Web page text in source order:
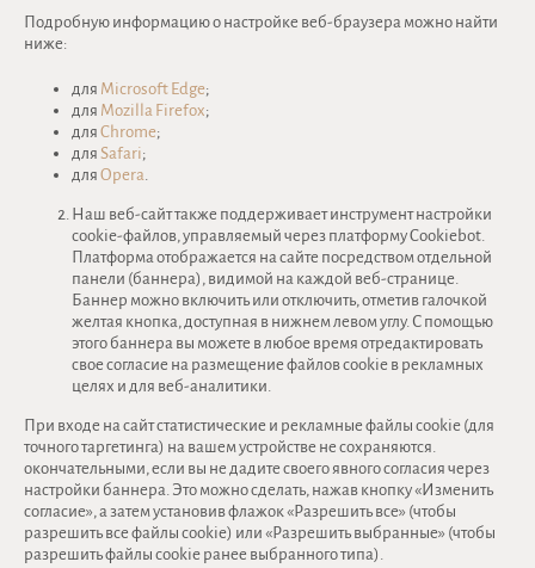
Подробную информацию о настройке веб-браузера можно найти
ниже:
для Microsoft Edge;
для Mozilla Firefox;
дляChrome;
дляSafari;
дляOpera.
Наш веб-сайт также поддерживает инструмент настройки
cookie-файлов, управляемый через платформу Cookiebot.
Платформа отображается на сайте посредством отдельной
панели (баннера), видимой на каждой веб-странице.
Баннер можно включить или отключить, отметив галочкой
желтая кнопка, доступная в нижнем левом углу. С помощью
этого баннера вы можете в любое время отредактировать
свое согласие на размещение файлов cookie в рекламных
целях и для веб-аналитики.
При входе на сайт статистические и рекламные файлы cookie (для
точного таргетинга) на вашем устройстве не сохраняются.
окончательными, если вы не дадите своего явного согласия через
настройки баннера. Это можно сделать, нажав кнопку «Изменить
согласие», а затем установив флажок «Разрешить все» (чтобы
разрешить все файлы cookie) или «Разрешить выбранные» (чтобы
разрешить файлы cookie ранее выбранного типа).